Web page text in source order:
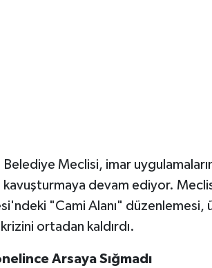
Meclisi, imar
kavuşturmaya devam ediyor.
"Cami Alanı" düzenlemesi,
ortadan kaldırdı.
Arsaya Sığmadı